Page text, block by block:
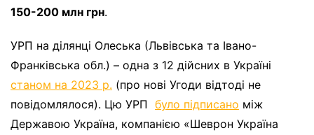
150-200 млн грн.
УРП на ділянці Олеська (Львівська та Івано-
Франківська обл.) – одна з 12 дійсних в Україні
станом на 2023 р. (про нові Угоди відтоді не
повідомлялося). Цю УРП було підписано між
Державою Україна, компанією «Шеврон Україна